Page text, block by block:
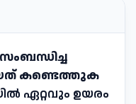
കണ്ടെത്തുക
ഏറ്റവും ഉയരം